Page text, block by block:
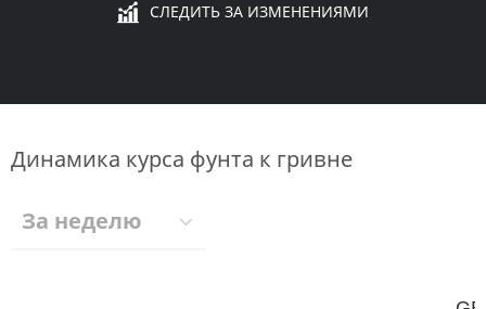
СЛЕДИТЬ ЗА ИЗМЕНЕНИЯМИ
Динамика курса фунта к гривне
За неделю